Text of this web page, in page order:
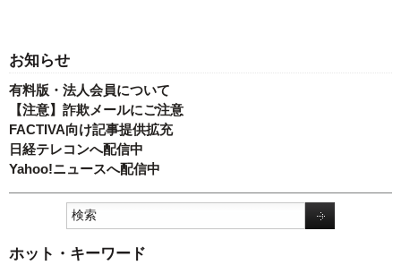
お知らせ
有料版・法人会員について
【注意】詐欺メールにご注意
FACTIVA向け記事提供拡充
日経テレコンへ配信中
Yahoo!ニュースへ配信中
ホット・キーワード